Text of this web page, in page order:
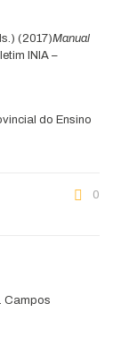
(2017)Manual
INIA –
do Ensino
0
Campos